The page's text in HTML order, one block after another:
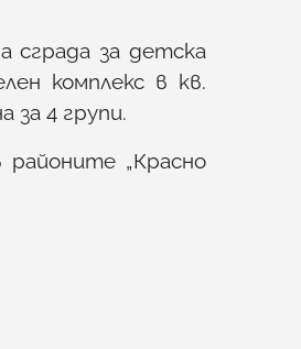
сграда за детска
комплекс в кв.
за 4 групи.
„Красно